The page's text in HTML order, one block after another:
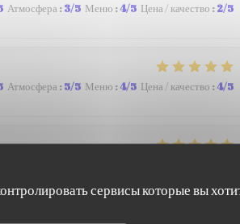
сервисы которые вы
Атмосфера :3/5 Меню :4/5 Цена / качество :2/5
Атмосфера :5/5 Меню :4/5 Цена / качество :4/5